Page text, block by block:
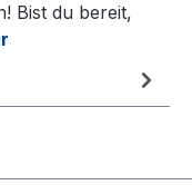
Bist du bereit,